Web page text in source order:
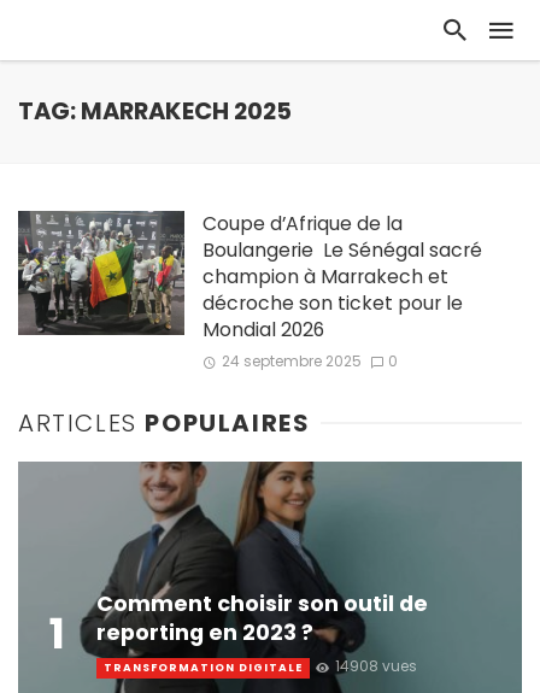
TAG: MARRAKECH 2025
Coupe d’Afrique de la
Boulangerie Le Sénégal sacré
champion à Marrakech et
décroche son ticket pour le
Mondial 2026
24 septembre 2025 0
ARTICLES POPULAIRES
1
Comment choisir son outil de
reporting en 2023 ?
TRANSFORMATION DIGITALE 14908 vues